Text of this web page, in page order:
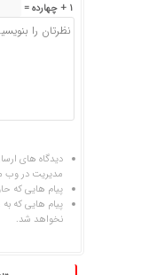
1 + چهارده =
دیدگاه های
مدیریت در وب
پیام هایی که
پیام هایی که به
نخواهد شد.